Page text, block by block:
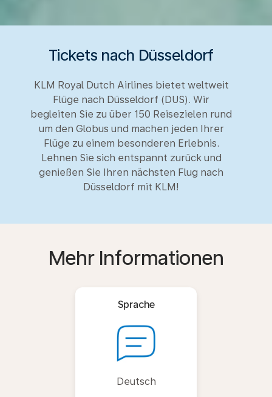
Tickets nach Düsseldorf
KLM Royal Dutch Airlines bietet weltweit
Flüge nach Düsseldorf (DUS). Wir
begleiten Sie zu über 150 Reisezielen rund
um den Globus und machen jeden Ihrer
Flüge zu einem besonderen Erlebnis.
Lehnen Sie sich entspannt zurück und
genießen Sie Ihren nächsten Flug nach
Düsseldorf mit KLM!
Mehr Informationen
Sprache
Deutsch